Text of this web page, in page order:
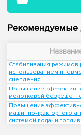
Рекомендуемые
Стабилизация режимов
использованием
сцепления
Повышение
молотковой
Повышение
машинно-тракторного
системой подачи